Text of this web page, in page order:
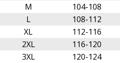
M
104-108
L
108-112
XL
112-116
2XL
116-120
3XL
120-124